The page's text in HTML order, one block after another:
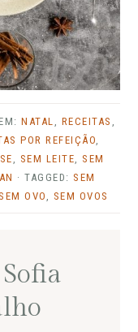
NATAL RECEITAS
POR REFEIÇÃO
SEM LEITE
SEM
· TAGGED:SEM
OVO SEM OVOS
Sofia